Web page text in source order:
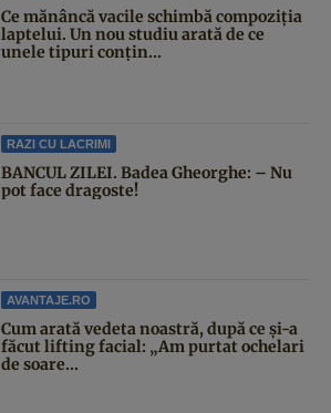
Ce mănâncă vacile schimbă compoziția
laptelui. Un nou studiu arată de ce
unele tipuri conțin...
RAZI CU LACRIMI
BANCUL ZILEI. Badea Gheorghe: – Nu
pot face dragoste!
AVANTAJE.RO
Cum arată vedeta noastră, după ce și-a
făcut lifting facial: „Am purtat ochelari
de soare...